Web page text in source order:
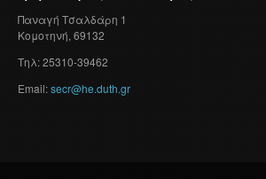
Παναγή Τσαλδάρη 1
Κομοτηνή, 69132
Τηλ: 25310-39462
Email:secr@he.duth.gr